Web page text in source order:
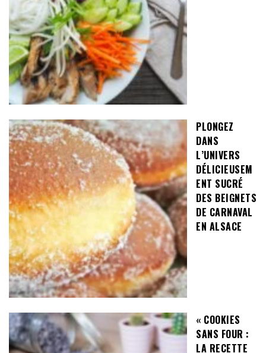
PLONGEZ
DANS
L’UNIVERS
DÉLICIEUSEM
ENT SUCRÉ
DES BEIGNETS
DE CARNAVAL
EN ALSACE
« COOKIES
SANS FOUR :
LA RECETTE